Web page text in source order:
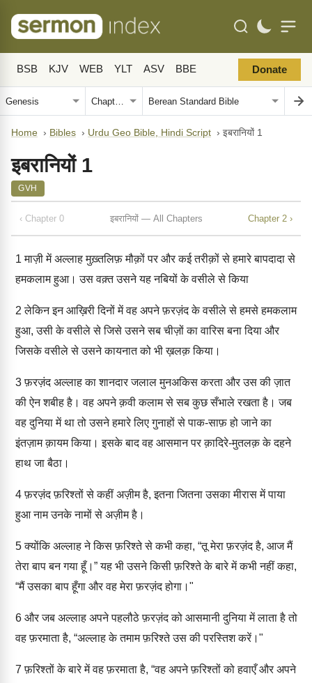
BSB KJV WEB YLT ASV BBE Donate
Home › Bibles › Urdu Geo Bible, Hindi Script › इबरानियों 1
इबरानियों 1
GVH
‹ Chapter 0 इबरानियों — All Chapters Chapter 2 ›
1 माज़ी में अल्लाह मुख़्तलिफ़ मौक़ों पर और कई तरीक़ों से हमारे बापदादा से
हमकलाम हुआ। उस वक़्त उसने यह नबियों के वसीले से किया
2 लेकिन इन आख़िरी दिनों में वह अपने फ़रज़ंद के वसीले से हमसे हमकलाम
हुआ, उसी के वसीले से जिसे उसने सब चीज़ों का वारिस बना दिया और
जिसके वसीले से उसने कायनात को भी ख़लक़ किया।
3फ़रज़ंद अल्लाह का शानदार जलाल मुनअकिस करता और उस की ज़ात
की ऐन शबीह है। वह अपने क़वी कलाम से सब कुछ सँभाले रखता है। जब
वह दुनिया में था तो उसने हमारे लिए गुनाहों से पाक-साफ़ हो जाने का
इंतज़ाम क़ायम किया। इसके बाद वह आसमान पर क़ादिरे-मुतलक़ के दहने
हाथ जा बैठा।
4फ़रज़ंद फ़रिश्तों से कहीं अज़ीम है, इतना जितना उसका मीरास में पाया
हुआ नाम उनके नामों से अज़ीम है।
5क्योंकि अल्लाह ने किस फ़रिश्ते से कभी कहा, “तू मेरा फ़रज़ंद है, आज मैं
तेरा बाप बन गया हूँ।” यह भी उसने किसी फ़रिश्ते के बारे में कभी नहीं कहा,
“मैं उसका बाप हूँगा और वह मेरा फ़रज़ंद होगा।"
6 और जब अल्लाह अपने पहलौठे फ़रज़ंद को आसमानी दुनिया में लाता है तो
वह फ़रमाता है, “अल्लाह के तमाम फ़रिश्ते उस की परस्तिश करें।"
7 फ़रिश्तों के बारे में वह फ़रमाता है, “वह अपने फ़रिश्तों को हवाएँ और अपने